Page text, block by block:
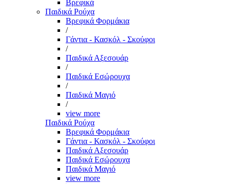
Βρεφικά
Παιδικά Ρούχα
Βρεφικά Φορμάκια
/
Γάντια - Κασκόλ - Σκούφοι
/
Παιδικά Αξεσουάρ
/
Παιδικά Εσώρουχα
/
Παιδικά Μαγιό
/
view more
Παιδικά Ρούχα
Βρεφικά Φορμάκια
Γάντια - Κασκόλ - Σκούφοι
Παιδικά Αξεσουάρ
Παιδικά Εσώρουχα
Παιδικά Μαγιό
view more